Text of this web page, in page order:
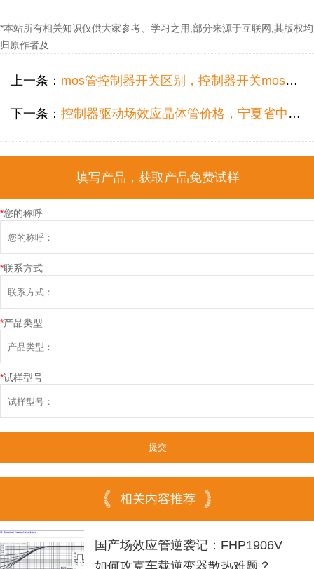
*本站所有相关知识仅供大家参考、学习之用,部分来源于互联网,其版权均
归原作者及
上一条： mos管控制器开关区别，控制器开关mos管供应怎么选？
下一条： 控制器驱动场效应晶体管价格，宁夏省中压场效应晶体管供应怎么选型？
填写产品，获取产品免费试样
*您的称呼
*联系方式
*产品类型
*试样型号
相关内容推荐
国产场效应管逆袭记：FHP1906V